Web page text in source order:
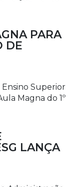
PARA
DE
Superior
Magna do 1º
LANÇA